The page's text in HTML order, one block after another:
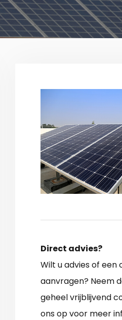
Direct advies?
Wilt u advies of een
aanvragen? Neem
geheel vrijblijvend
ons op voor meer